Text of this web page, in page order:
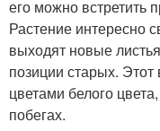
его можно встретить
Растение интересно
выходят новые
позиции старых.
цветами белого
побегах.